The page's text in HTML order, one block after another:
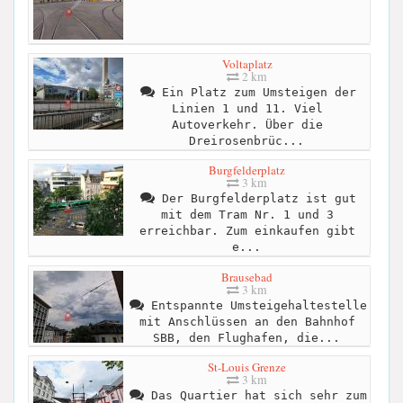
Voltaplatz
2 km
Ein Platz zum Umsteigen der
Linien 1 und 11. Viel
Autoverkehr. Über die
Dreirosenbrüc...
Burgfelderplatz
3 km
Der Burgfelderplatz ist gut
mit dem Tram Nr. 1 und 3
erreichbar. Zum einkaufen gibt
e...
Brausebad
3 km
Entspannte Umsteigehaltestelle
mit Anschlüssen an den Bahnhof
SBB, den Flughafen, die...
St-Louis Grenze
3 km
Das Quartier hat sich sehr zum